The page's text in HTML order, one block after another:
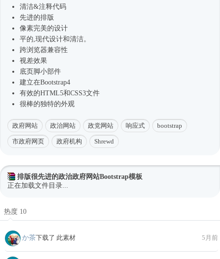
清洁&注释代码
先进的排版
像素完美的设计
平的,现代设计和清洁。
跨浏览器兼容性
视差效果
底页脚小部件
建立在Bootstrap4
有效的HTML5和CSS3文件
很棒的独特的外观
政府网站 政治网站 政党网站 响应式 bootstrap
市政府网页 政府机构 Shrewd
排版很先进的政治政府网站Bootstrap模板
正在加载文件目录...
热度 10
か茶下载了 此素材 5月前